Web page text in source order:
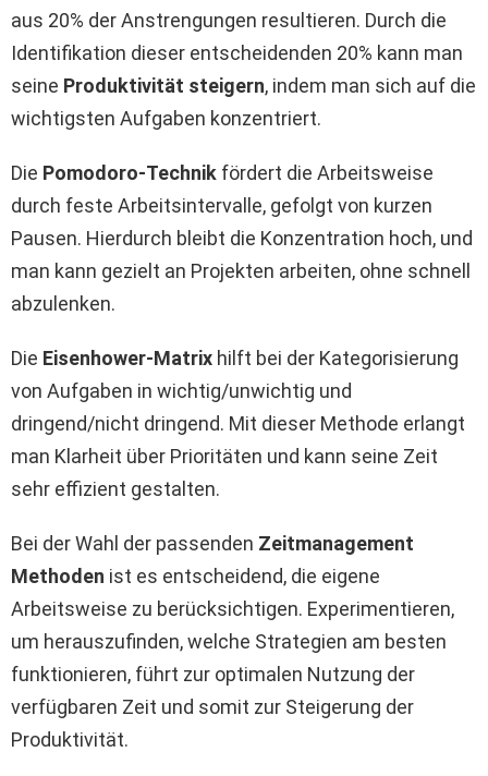
aus 20% der Anstrengungen resultieren. Durch die
Identifikation dieser entscheidenden 20% kann man
seine Produktivität steigern, indem man sich auf die
wichtigsten Aufgaben konzentriert.
Die Pomodoro-Technik fördert die Arbeitsweise
durch feste Arbeitsintervalle, gefolgt von kurzen
Pausen. Hierdurch bleibt die Konzentration hoch, und
man kann gezielt an Projekten arbeiten, ohne schnell
abzulenken.
Die Eisenhower-Matrix hilft bei der Kategorisierung
von Aufgaben in wichtig/unwichtig und
dringend/nicht dringend. Mit dieser Methode erlangt
man Klarheit über Prioritäten und kann seine Zeit
sehr effizient gestalten.
Bei der Wahl der passenden Zeitmanagement
Methoden ist es entscheidend, die eigene
Arbeitsweise zu berücksichtigen. Experimentieren,
um herauszufinden, welche Strategien am besten
funktionieren, führt zur optimalen Nutzung der
verfügbaren Zeit und somit zur Steigerung der
Produktivität.